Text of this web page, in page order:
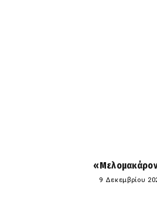
9 Δεκεμβρίου